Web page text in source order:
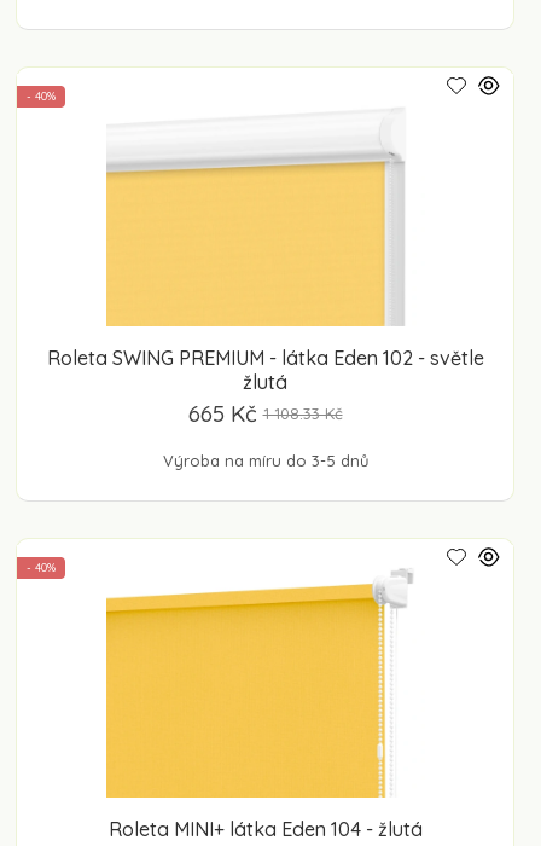
Roleta SWING PREMIUM - látka Eden 102 - světle
žlutá
- 40%
Výroba na míru do 3-5 dnů
665 Kč 1 108.33 Kč
Roleta MINI+ látka Eden 104 - žlutá
- 40%